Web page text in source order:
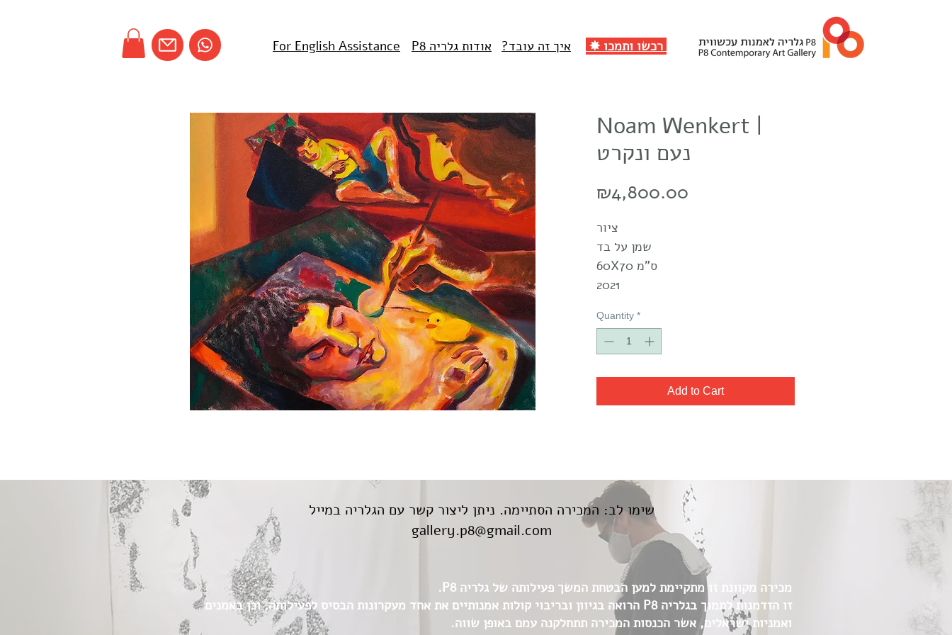
For English Assistance אודות גלריה P8 איך זה עובד?
Noam Wenkert |
נעם ונקרט
₪4,800.00
ציור
שמן על בד
60X70 ס"מ
2021
Quantity *
Add to Cart
שימו לב: המכירה הסתיימה. ניתן ליצור קשר עם הגלריה במייל
gallery.p8@gmail.com
מכירה מקוונת זו מתקיימת למען הבטחת המשך פעילותה של גלריה P8.
זו הזדמנות לתמוך בגלריה P8 הרואה בגיוון ובריבוי קולות אמנותיים את אחד מעקרונות הבסיס לפעילותה, וכן באמנים
ואמניות ישראלים, אשר הכנסות המכירה תתחלקנה עמם באופן שווה.